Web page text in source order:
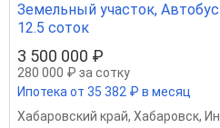
Земельный участок,
12.5 соток
3 500 000 ₽
280 000 ₽ за сотку
Ипотека от 35 382 ₽ в месяц
Хабаровский край, Хабаровск,